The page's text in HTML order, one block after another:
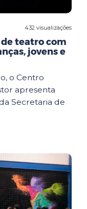
432 visualizações
teatro com
jovens e
o Centro
apresenta
Secretaria de